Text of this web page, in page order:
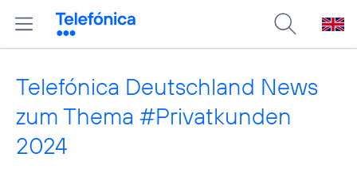
Telefónica Deutschland News
zum Thema #Privatkunden
2024